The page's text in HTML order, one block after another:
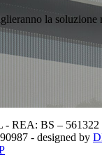
la soluzione
REA: BS – 561322
- designed by